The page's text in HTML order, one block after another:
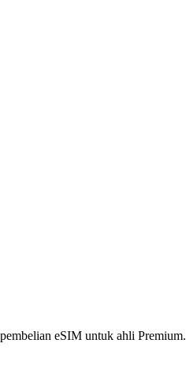
eSIM untuk ahli Premium.